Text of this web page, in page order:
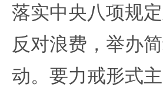
落实中央八项规
反对浪费，举办
动。要力戒形式